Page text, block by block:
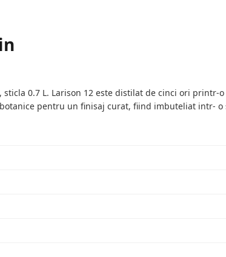
sticla 0.7 L. Larison 12 este distilat de cinci ori printr-
pentru un finisaj curat, fiind imbuteliat intr- o